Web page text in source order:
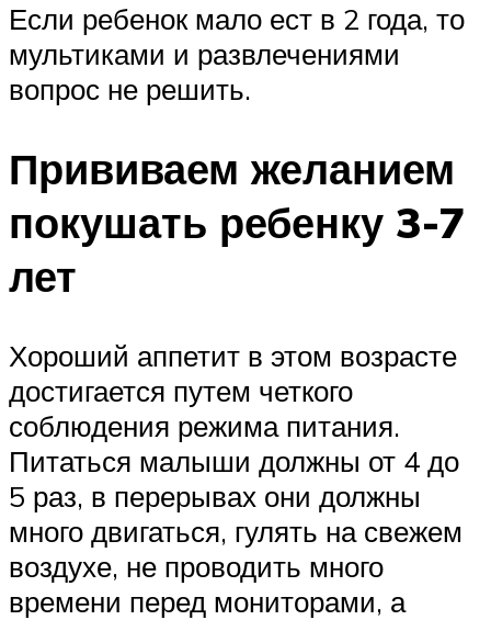
Если ребенок мало ест в 2 года, то
мультиками и развлечениями
вопрос не решить.
Прививаем желанием
покушать ребенку 3-7
лет
Хороший аппетит в этом возрасте
достигается путем четкого
соблюдения режима питания.
Питаться малыши должны от 4 до
5 раз, в перерывах они должны
много двигаться, гулять на свежем
воздухе, не проводить много
времени перед мониторами, а